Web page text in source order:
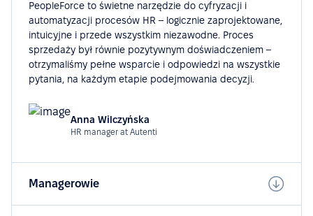
PeopleForce to świetne narzędzie do cyfryzacji i
automatyzacji procesów HR – logicznie zaprojektowane,
intuicyjne i przede wszystkim niezawodne. Proces
sprzedaży był równie pozytywnym doświadczeniem –
otrzymaliśmy pełne wsparcie i odpowiedzi na wszystkie
pytania, na każdym etapie podejmowania decyzji.
Anna Wilczyńska
HR manager at Autenti
Managerowie